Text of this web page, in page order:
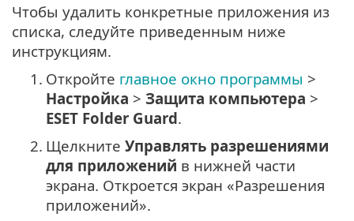
Чтобы удалить конкретные приложения из
списка, следуйте приведенным ниже
инструкциям.
1. Откройте главное окно программы >
Настройка > Защита компьютера >
ESET Folder Guard.
2. Щелкните Управлять разрешениями
для приложений в нижней части
экрана. Откроется экран «Разрешения
приложений».